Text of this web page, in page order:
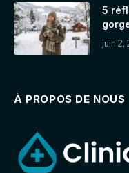
5
juin 2,
À PROPOS DE NOUS